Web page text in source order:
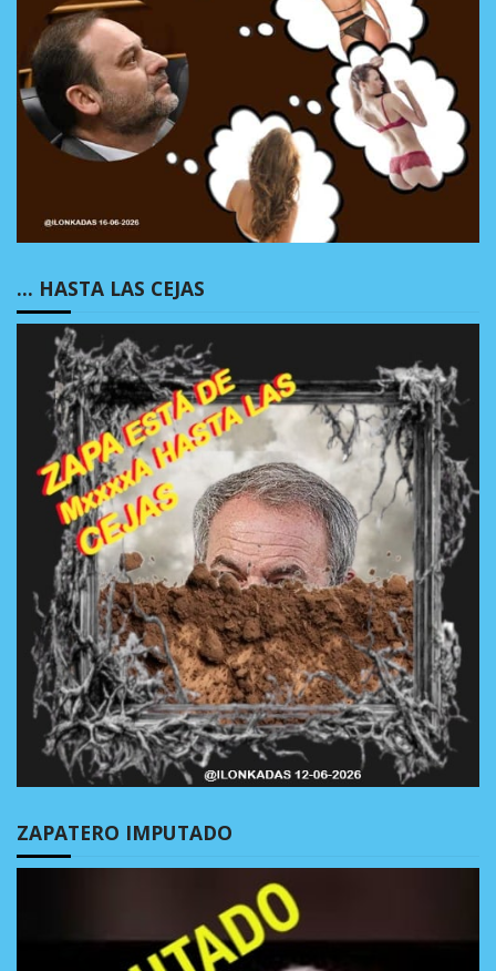
… HASTA LAS CEJAS
ZAPATERO IMPUTADO